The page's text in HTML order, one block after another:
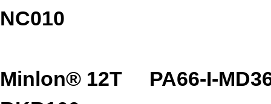
NC010
Minlon® 12T
PA66-I-